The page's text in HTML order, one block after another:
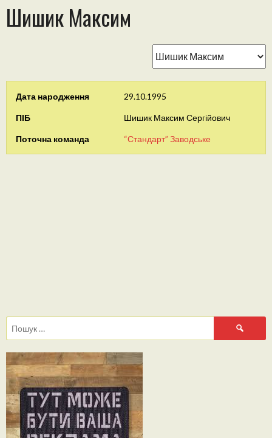
Шишик Максим
Дата народження 29.10.1995
ПІБ Шишик Максим Сергійович
Поточна команда “Стандарт” Заводське
Пошук: